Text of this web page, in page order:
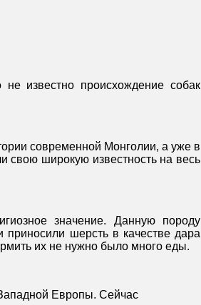
известно происхождение собак
современной Монголии, а уже в
широкую известность на весь
значение. Данную породу
приносили шерсть в качестве дара
их не нужно было много еды.
Европы. Сейчас